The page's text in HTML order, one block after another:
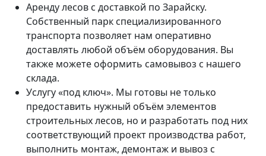
Аренду лесов с доставкой по Зарайску.
Собственный парк специализированного
транспорта позволяет нам оперативно
доставлять любой объём оборудования. Вы
также можете оформить самовывоз с нашего
склада.
Услугу «под ключ». Мы готовы не только
предоставить нужный объём элементов
строительных лесов, но и разработать под них
соответствующий проект производства работ,
выполнить монтаж, демонтаж и вывоз с